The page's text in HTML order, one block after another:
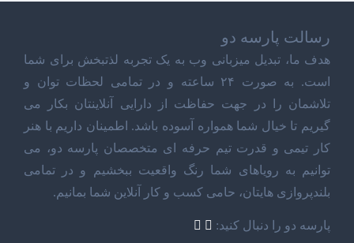
رسالت پارسه دو
هدف ما، تبدیل میزبانی وب به یک تجربه لذتبخش برای شما
است. به صورت ۲۴ ساعته و در تمامی لحظات توان و
تلاشمان را در جهت حفاظت از دارایی آنلاینتان بکار می
گیریم تا خیال شما همواره آسوده باشد. اطمینان داریم با هنر
کار تیمی و قدرت تیم حرفه ای متخصصان پارسه دو، می
توانیم به رویاهای شما رنگ واقعیت ببخشیم و در تمامی
بلندپروازی هایتان، حامی کسب و کار آنلاین شما بمانیم.
پارسه دو را دنبال کنید: